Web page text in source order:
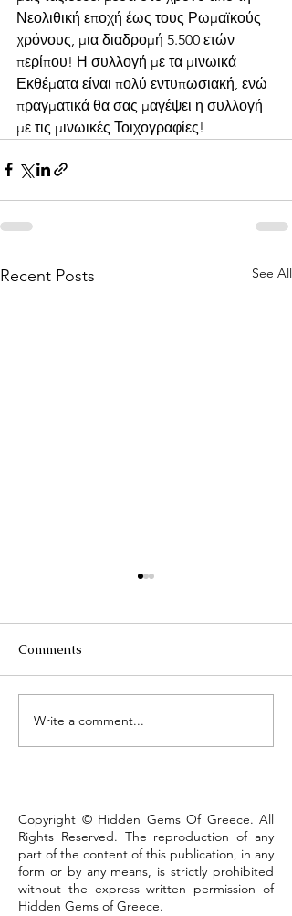
Νεολιθική εποχή έως τους Ρωμαϊκούς
χρόνους, μια διαδρομή 5.500 ετών
περίπου! Η συλλογή με τα μινωικά
Εκθέματα είναι πολύ εντυπωσιακή, ενώ
πραγματικά θα σας μαγέψει η συλλογή
με τις μινωικές Τοιχογραφίες!
Recent Posts See All
Lake Kastoria, the walk
that defines the town
Comments
Write a comment...
Copyright © Hidden Gems Of Greece. All
Rights Reserved. The reproduction of any
part of the content of this publication, in any
form or by any means, is strictly prohibited
without the express written permission of
Hidden Gems of Greece.